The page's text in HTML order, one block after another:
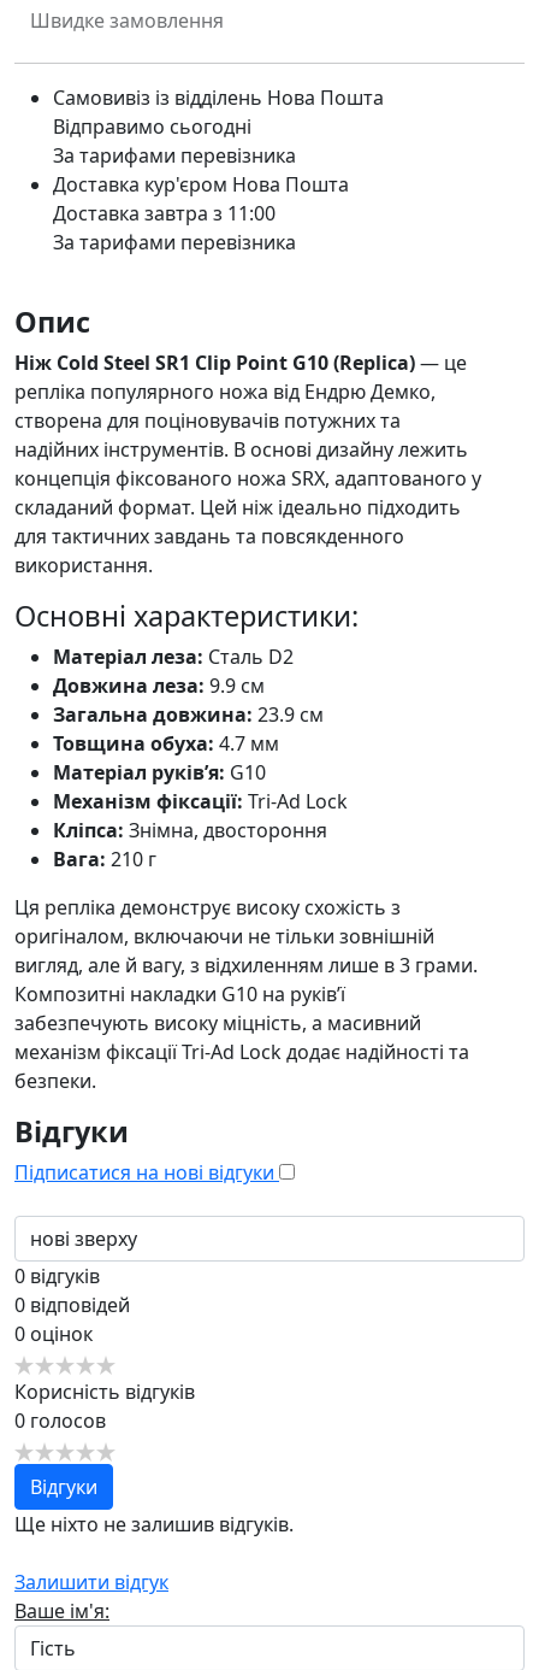
Швидке замовлення
Самовивіз із відділень Нова Пошта
Відправимо сьогодні
За тарифами перевізника
Доставка кур'єром Нова Пошта
Доставка завтра з 11:00
За тарифами перевізника
Опис
Ніж Cold Steel SR1 Clip Point G10 (Replica)— це
репліка популярного ножа від Ендрю Демко,
створена для поціновувачів потужних та
надійних інструментів. В основі дизайну лежить
концепція фіксованого ножа SRX, адаптованого у
складаний формат. Цей ніж ідеально підходить
для тактичних завдань та повсякденного
використання.
Основні характеристики:
Матеріал леза: Сталь D2
Довжина леза: 9.9 см
Загальна довжина: 23.9 см
Товщина обуха: 4.7 мм
Матеріал руків’я: G10
Механізм фіксації: Tri-Ad Lock
Кліпса: Знімна, двостороння
Вага: 210 г
Ця репліка демонструє високу схожість з
оригіналом, включаючи не тільки зовнішній
вигляд, але й вагу, з відхиленням лише в 3 грами.
Композитні накладки G10 на руків’ї
забезпечують високу міцність, а масивний
механізм фіксації Tri-Ad Lock додає надійності та
безпеки.
Відгуки
Підписатися на нові відгуки
0 відгуків
0 відповідей
0 оцінок
Корисність відгуків
0 голосов
Відгуки
Ще ніхто не залишив відгуків.
Залишити відгук
Ваше ім'я: